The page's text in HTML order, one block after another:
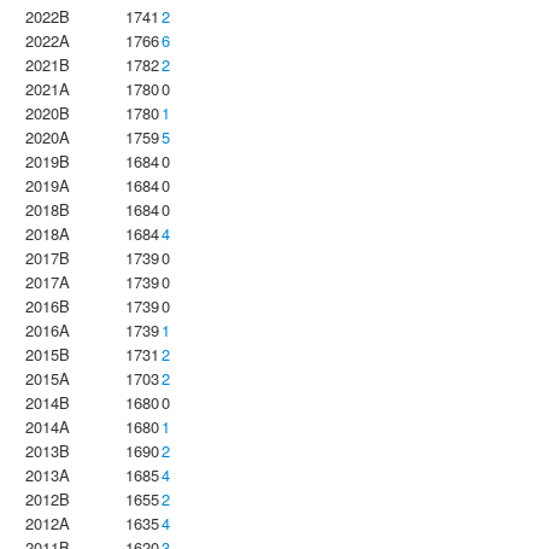
2022B
1741 2
2022A
17666
2021B
17822
2021A
17800
2020B
17801
2020A
17595
2019B
16840
2019A
16840
2018B
16840
2018A
16844
2017B
17390
2017A
17390
2016B
17390
2016A
17391
2015B
1731 2
2015A
17032
2014B
16800
2014A
16801
2013B
16902
2013A
16854
2012B
16552
2012A
16354